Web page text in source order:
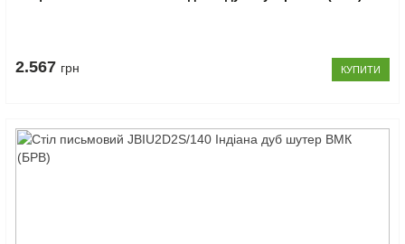
2.567 грн КУПИТИ